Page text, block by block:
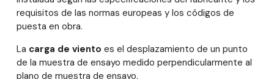
requisitos de las normas europeas y los códigos de
puesta en obra.
La carga de viento es el desplazamiento de un punto
de la muestra de ensayo medido perpendicularmente al
plano de muestra de ensayo.